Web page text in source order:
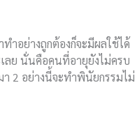
อย่างถูกต้องก็จะมีผลใช้ได้
ลย นั่นคือคนที่อายุยังไม่ครบ
2 อย่างนี้จะทำพินัยกรรมไม่